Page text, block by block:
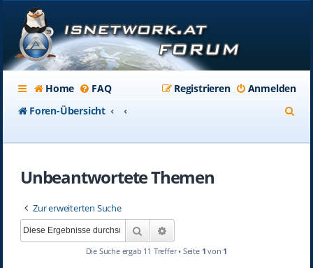
Home FAQ Anmelden
Registrieren
Foren-Übersicht
Unbeantwortete Themen
Zur erweiterten Suche
Suche
Die Suche ergab 11 Treffer • Seite 1 von 1